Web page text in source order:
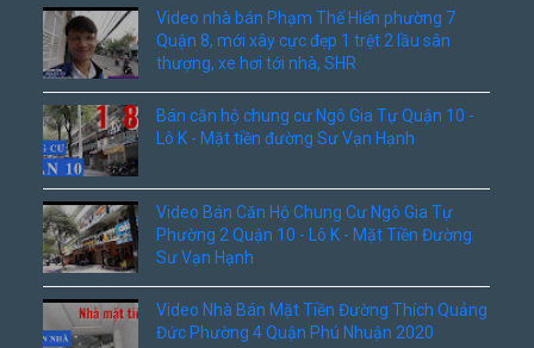
Video nhà bán Phạm Thế Hiển phường 7
Quận 8, mới xây cực đẹp 1 trệt 2 lầu sân
thượng, xe hơi tới nhà, SHR
Bán căn hộ chung cư Ngô Gia Tự Quận 10 -
Lô K - Mặt tiền đường Sư Vạn Hạnh
Video Bán Căn Hộ Chung Cư Ngô Gia Tự
Phường 2 Quận 10 - Lô K - Mặt Tiền Đường
Sư Vạn Hạnh
Video Nhà Bán Mặt Tiền Đường Thích Quảng
Đức Phường 4 Quận Phú Nhuận 2020